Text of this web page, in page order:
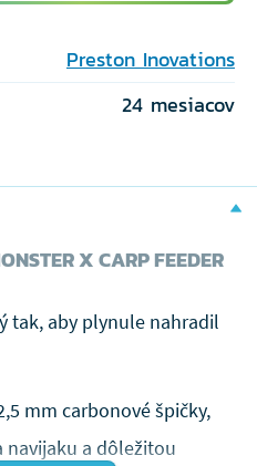
Preston Inovations
24 mesiacov
X CARP FEEDER
tak, aby plynule nahradil
mm carbonové špičky,
navijaku a dôležitou